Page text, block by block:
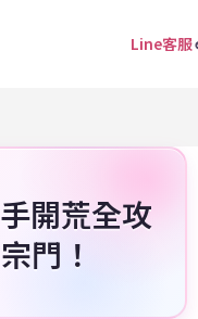
Line客服
開荒全攻
門！